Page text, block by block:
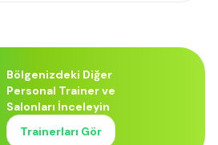
Bölgenizdeki Diğer
Personal Trainer ve
Salonları İnceleyin
Trainerları Gör